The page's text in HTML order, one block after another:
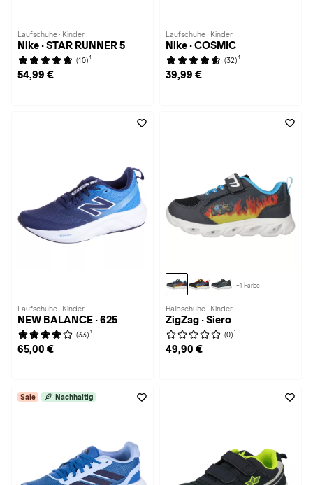
Laufschuhe · Kinder
Nike · STAR RUNNER 5
(10) 1
54,99 €
Laufschuhe · Kinder
Nike · COSMIC
(32) 1
39,99 €
Laufschuhe · Kinder
NEW BALANCE · 625
(33) 1
65,00 €
+1 Farbe
Halbschuhe · Kinder
ZigZag · Siero
(0) 1
49,90 €
Sale Nachhaltig